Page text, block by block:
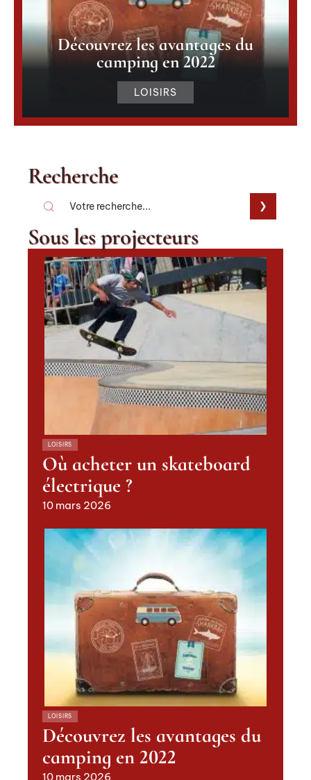
Découvrez les avantages du
camping en 2022
LOISIRS
Recherche
Sous les projecteurs
LOISIRS
Où acheter un skateboard
électrique ?
10 mars 2026
LOISIRS
Découvrez les avantages du
camping en 2022
10 mars 2026